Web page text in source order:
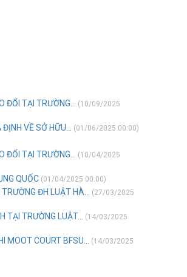
ĐỔI TẠI TRƯỜNG...
(10/09/2025
VỀ SỞ HỮU... (01/06/2025 00:00)
ĐỔI TẠI TRƯỜNG...
(10/04/2025
QUỐC (01/04/2025 00:00)
ĐH LUẬT HÀ...
(27/03/2025
TẠI TRƯỜNG LUẬT...
(14/03/2025
MOOT COURT BFSU...
(14/03/2025